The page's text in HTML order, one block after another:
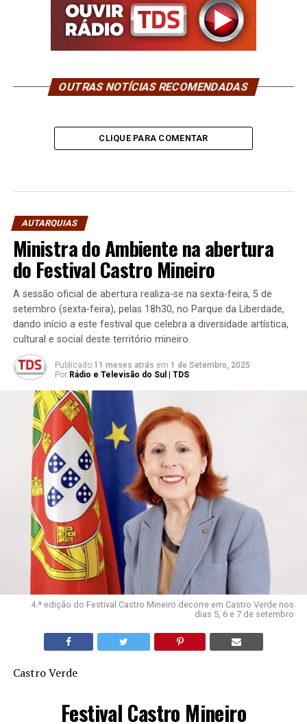
OUTRAS NOTÍCIAS RECOMENDADAS
CLIQUE PARA COMENTAR
AUTARQUIAS
Ministra do Ambiente na abertura
do Festival Castro Mineiro
A sessão oficial de abertura realiza-se na sexta-feira, 5 de
setembro (sexta-feira), pelas 18h30, no Parque da Liberdade,
dando início a este festival que celebra a diversidade artística,
cultural e social deste território mineiro.
Publicado 11 meses atrás em 1 de Setembro, 2025
Por Rádio e Televisão do Sul | TDS
4.ª edição do Festival Castro Mineiro decorre em Castro Verde nos
dias 5, 6 e 7 de setembro
Castro Verde
Festival Castro Mineiro